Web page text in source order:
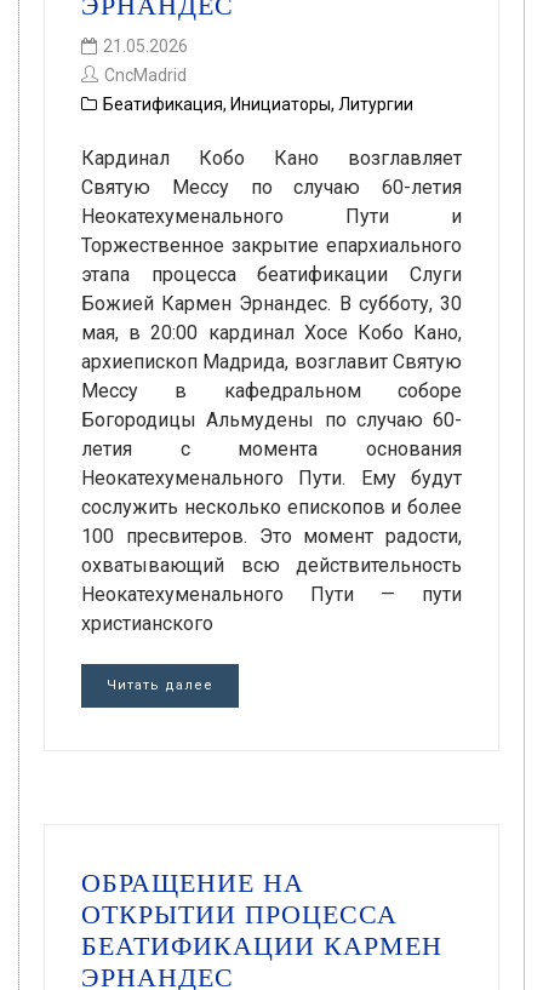
21.05.2026
CncMadrid
Беатификация, Инициаторы, Литургии
Кардинал Кобо Кано возглавляет
Святую Мессу по случаю 60-летия
Неокатехуменального Пути и
Торжественное закрытие епархиального
этапа процесса беатификации Слуги
Божией Кармен Эрнандес. В субботу, 30
мая, в 20:00 кардинал Хосе Кобо Кано,
архиепископ Мадрида, возглавит Святую
Мессу в кафедральном соборе
Богородицы Альмудены по случаю 60-
летия с момента основания
Неокатехуменального Пути. Ему будут
сослужить несколько епископов и более
100 пресвитеров. Это момент радости,
охватывающий всю действительность
Неокатехуменального Пути — пути
христианского
Читать далее
ОБРАЩЕНИЕ НА
ОТКРЫТИИ ПРОЦЕССА
БЕАТИФИКАЦИИ КАРМЕН
ЭРНАНДЕС